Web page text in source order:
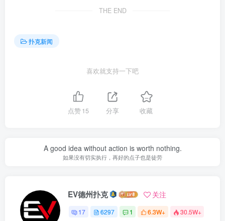
THE END
扑克新闻
喜欢就支持一下吧
点赞15 分享 收藏
A good idea without action is worth nothing.
如果没有切实执行，再好的点子也是徒劳
EV德州扑克 关注
17 6297 1 6.3W+ 30.5W+